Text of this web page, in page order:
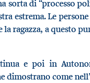
sorta di “processo
estrema. Le persone
ragazza, a questo
e poi in
come